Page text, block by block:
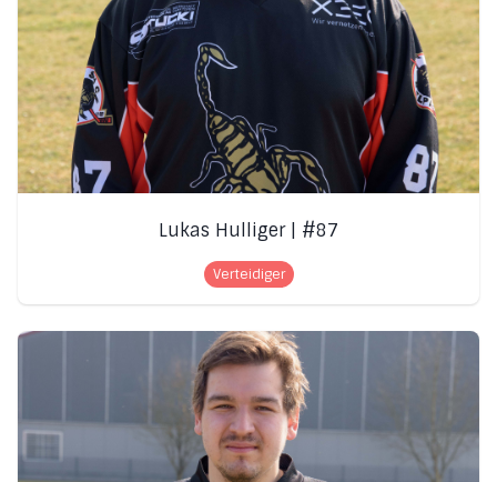
Lukas Hulliger | #87
Verteidiger